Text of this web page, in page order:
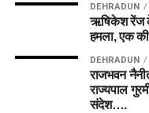
DEHRADUN
ऋषिकेश रेंज
हमला, एक
DEHRADUN
राजभवन
राज्यपाल
संदेश….